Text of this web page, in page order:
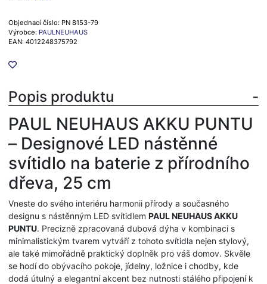
Objednací číslo: PN 8153-79
Výrobce: PAULNEUHAUS
EAN: 4012248375792
Popis produktu
PAUL NEUHAUS AKKU PUNTU
– Designové LED nástěnné
svítidlo na baterie z přírodního
dřeva, 25 cm
Vneste do svého interiéru harmonii přírody a současného
designu s nástěnným LED svítidlem PAUL NEUHAUS AKKU
PUNTU. Precizně zpracovaná dubová dýha v kombinaci s
minimalistickým tvarem vytváří z tohoto svítidla nejen stylový,
ale také mimořádně praktický doplněk pro váš domov. Skvěle
se hodí do obývacího pokoje, jídelny, ložnice i chodby, kde
dodá útulný a elegantní akcent bez nutnosti stálého připojení k